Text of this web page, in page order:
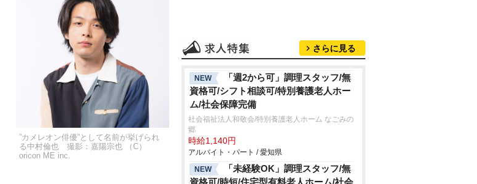
”カメレオン俳優”として名前が挙げられ
る中村倫也 撮影：嘉陽宗也 （C）
oricon ME inc.
さらに見る
NEW
「週2から可」調理スタッフ/無
資格可/シフト相談可/特別養護老人ホー
ム/社会保障完備
社会福祉法人和敬会/特別養護老人ホーム なごみの
郷
時給1,140円
アルバイト・パート / 愛知県
NEW
「未経験OK」調理スタッフ/無
資格可/時短/住宅型有料老人ホーム/社会